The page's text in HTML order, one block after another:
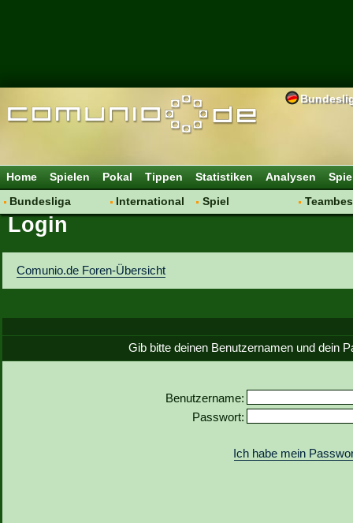
Home Spielen Pokal Tippen Statistiken Analysen
Bundesliga
Hot News
Spielanalyse
Vereinsdiskussion
International
Spiel
Login
Comunio.de Foren-Übersicht
Gib bitte deinen Benutzernamen und dein
Benutzername:
Passwort:
Ich habe mein